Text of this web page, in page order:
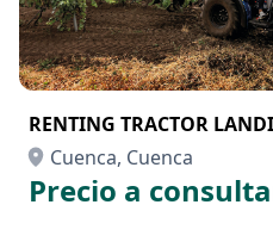
RENTING TRACTOR
Cuenca, Cuenca
Precio a